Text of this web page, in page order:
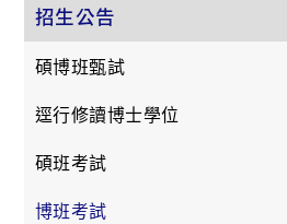
招生公告
碩博班甄試
逕行修讀博士學位
碩班考試
博班考試